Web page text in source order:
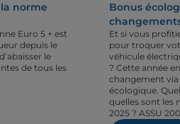
norme
Euro 5 + est
depuis le
le
de tous les
Bonus
Et si vous
pour troquer
véhicule
? Cette année
changement
écologique.
quelles sont les
2025 ? ASSU